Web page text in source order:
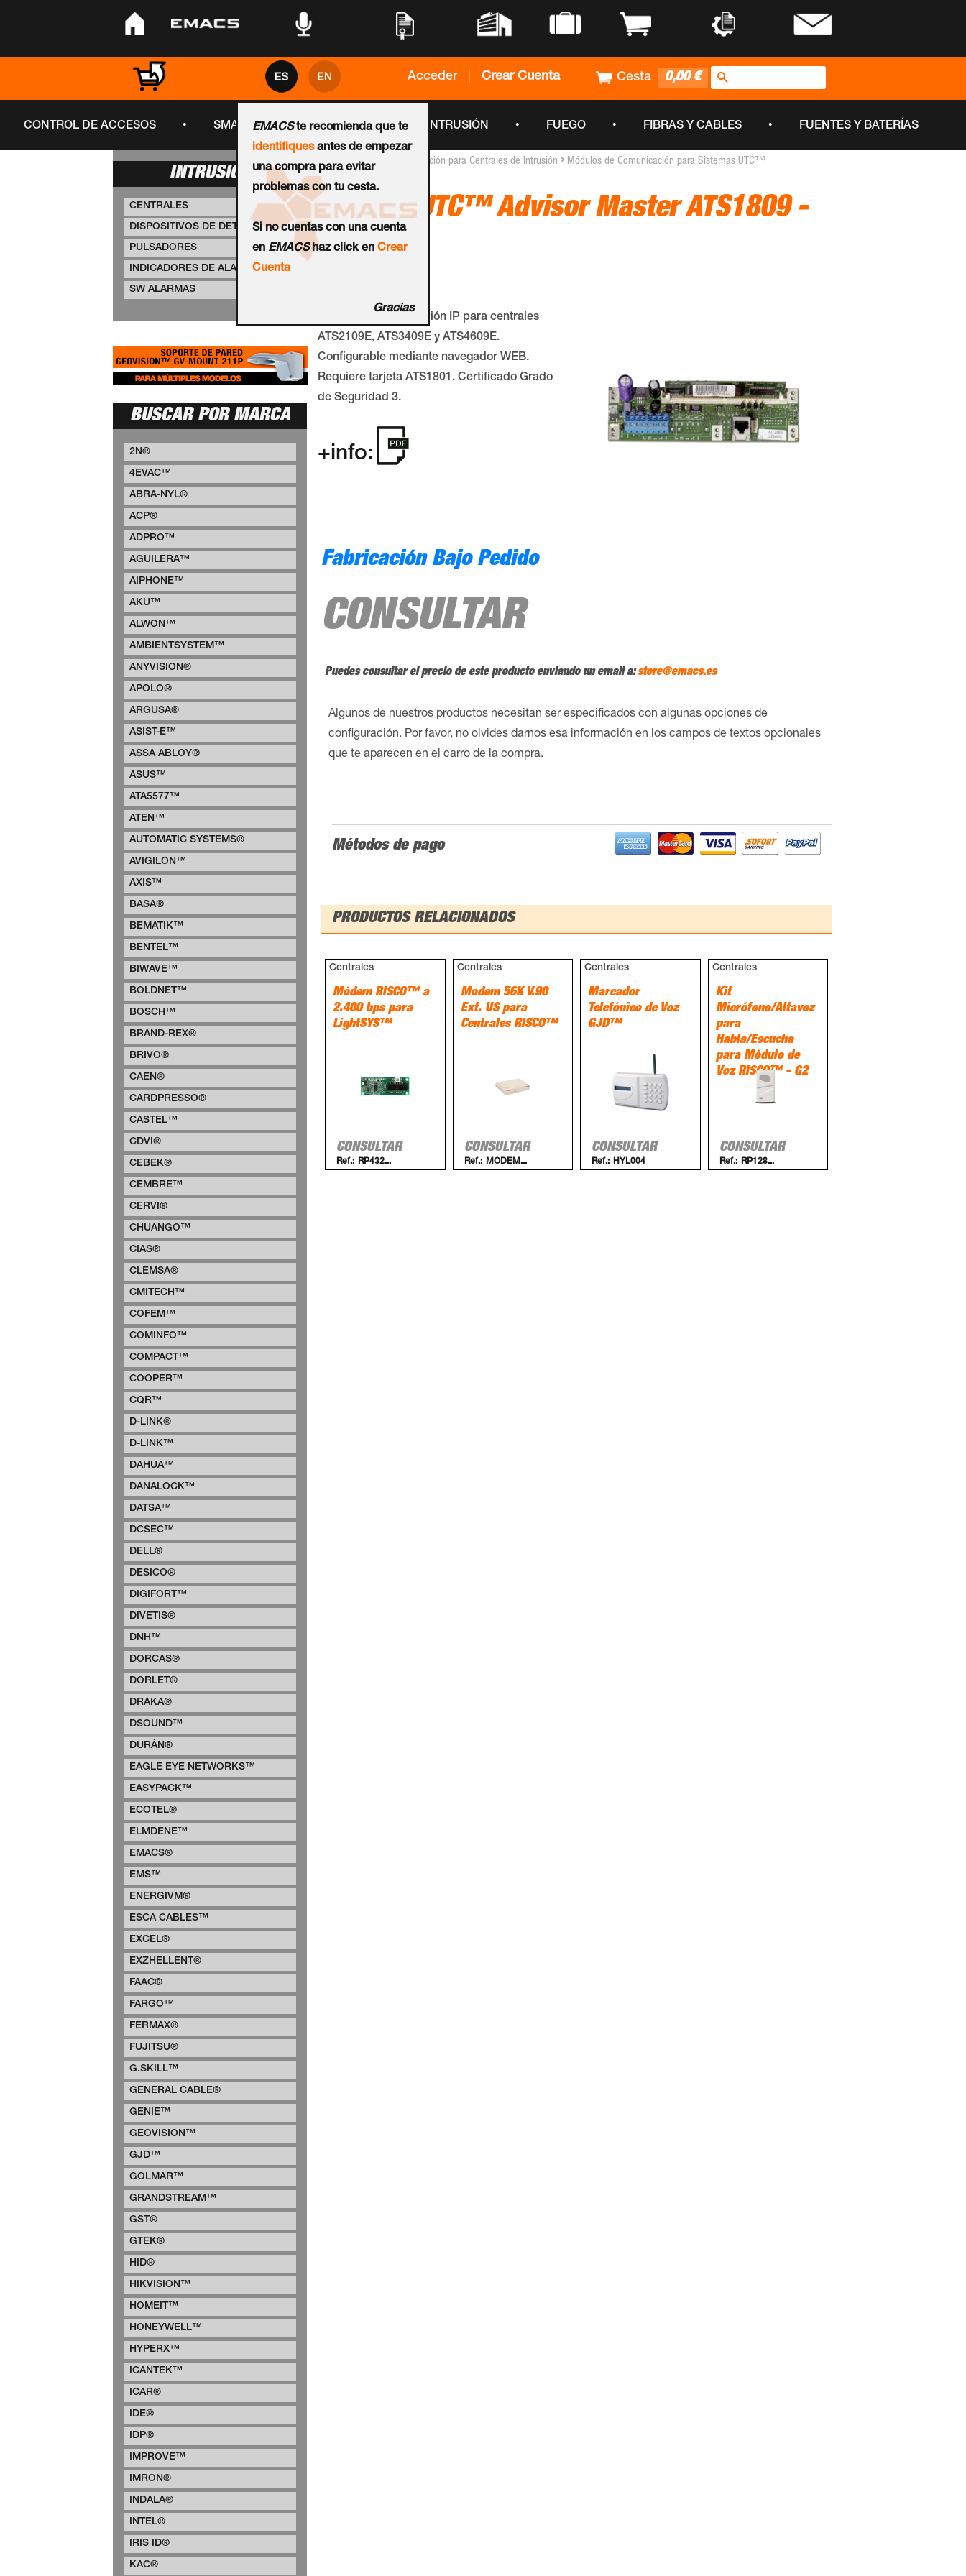
•
Acceder Crear Cuenta Cesta 0,00 €
EMACSte recomienda que te
identifiquesantes de empezar
una compra para evitar
problemas con tu cesta.
Si no cuentas con una cuenta
en EMACShaz click enCrear
Cuenta
Gracias
CONTROL DE ACCESOS • SMART CITY • CCTV • INTRUSIÓN • FUEGO • FIBRAS Y CABLES • FUENTES Y BATERÍAS
INTRUSIÓN
CENTRALES
DISPOSITIVOS DE DETECCIÓN
PULSADORES
INDICADORES DE ALARMA
SW ALARMAS
BUSCAR POR MARCA
2N®
4EVAC™
ABRA-NYL®
ACP®
ADPRO™
AGUILERA™
AIPHONE™
AKU™
ALWON™
AMBIENTSYSTEM™
ANYVISION®
APOLO®
ARGUSA®
ASIST-E™
ASSA ABLOY®
ASUS™
ATA5577™
ATEN™
AUTOMATIC SYSTEMS®
AVIGILON™
AXIS™
BASA®
BEMATIK™
BENTEL™
BIWAVE™
BOLDNET™
BOSCH™
BRAND-REX®
BRIVO®
CAEN®
CARDPRESSO®
CASTEL™
CDVI®
CEBEK®
CEMBRE™
CERVI®
CHUANGO™
CIAS®
CLEMSA®
CMITECH™
COFEM™
COMINFO™
COMPACT™
COOPER™
CQR™
D-LINK®
D-LINK™
DAHUA™
DANALOCK™
DATSA™
DCSEC™
DELL®
DESICO®
DIGIFORT™
DIVETIS®
DNH™
DORCAS®
DORLET®
DRAKA®
DSOUND™
DURÁN®
EAGLE EYE NETWORKS™
EASYPACK™
ECOTEL®
ELMDENE™
EMACS®
EMS™
ENERGIVM®
ESCA CABLES™
EXCEL®
EXZHELLENT®
FAAC®
FARGO™
FERMAX®
FUJITSU®
G.SKILL™
GENERAL CABLE®
GENIE™
GEOVISION™
GJD™
GOLMAR™
GRANDSTREAM™
GST®
GTEK®
HID®
HIKVISION™
HOMEIT™
HONEYWELL™
HYPERX™
ICANTEK™
ICAR®
IDE®
IDP®
IMPROVE™
IMRON®
INDALA®
INTEL®
IRIS ID®
KAC®
Inicio › Módulos de Ampliación para Centrales de Intrusión › Módulos de Comunicación para Sistemas UTC™
Módulo UTC™ Advisor Master ATS1809 -
G3
Tarjeta de comunicación IP para centrales
ATS2109E, ATS3409E y ATS4609E.
Configurable mediante navegador WEB.
Requiere tarjeta ATS1801. Certificado Grado
de Seguridad 3.
+info:
Fabricación Bajo Pedido
CONSULTAR
Puedes consultar el precio de este producto enviando un email a:store@emacs.es
Algunos de nuestros productos necesitan ser especificados con algunas opciones de
configuración. Por favor, no olvides darnos esa información en los campos de textos opcionales
que te aparecen en el carro de la compra.
Métodos de pago
PRODUCTOS RELACIONADOS
Centrales
Módem RISCO™ a
2.400 bps para
LightSYS™
CONSULTAR
Ref.: RP432...
Centrales
Modem 56K V.90
Ext. US para
Centrales RISCO™
CONSULTAR
Ref.: MODEM...
Centrales
Marcador
Telefónico de Voz
GJD™
CONSULTAR
Ref.: HYL004
Centrales
Kit
Micrófono/Altavoz
para
Habla/Escucha
para Módulo de
Voz RISCO™ - G2
CONSULTAR
Ref.: RP128...